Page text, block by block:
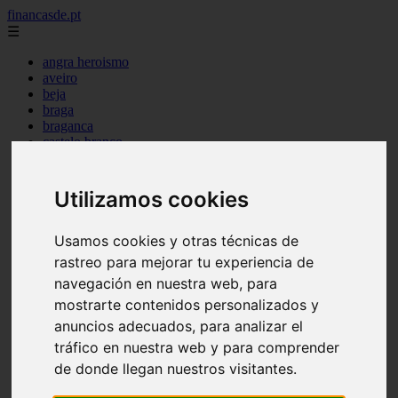
Utilizamos cookies
Usamos cookies y otras técnicas de
rastreo para mejorar tu experiencia de
navegación en nuestra web, para
mostrarte contenidos personalizados y
anuncios adecuados, para analizar el
tráfico en nuestra web y para comprender
de donde llegan nuestros visitantes.
financasde.pt
☰
angra heroismo
aveiro
beja
braga
braganca
castelo branco
faro
guarda
leiria
madeira
ponta delgada
portalegre
santarem
setubal
viana castelo